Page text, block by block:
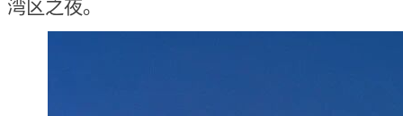
湾区之夜。